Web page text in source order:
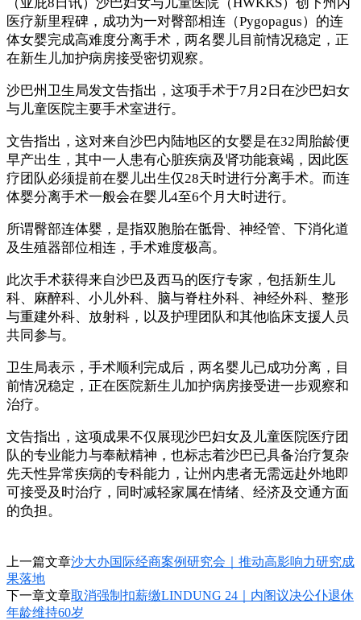
医疗新里程碑，成功为一对臀部相连（Pygopagus）的连
体女婴完成高难度分离手术，两名婴儿目前情况稳定，正
在新生儿加护病房接受密切观察。
沙巴州卫生局发文告指出，这项手术于7月2日在沙巴妇女
与儿童医院主要手术室进行。
文告指出，这对来自沙巴内陆地区的女婴是在32周胎龄便
早产出生，其中一人患有心脏疾病及肾功能衰竭，因此医
疗团队必须提前在婴儿出生仅28天时进行分离手术。而连
体婴分离手术一般会在婴儿4至6个月大时进行。
所谓臀部连体婴，是指双胞胎在骶骨、神经管、下消化道
及生殖器部位相连，手术难度极高。
此次手术获得来自沙巴及西马的医疗专家，包括新生儿
科、麻醉科、小儿外科、脑与脊柱外科、神经外科、整形
与重建外科、放射科，以及护理团队和其他临床支援人员
共同参与。
卫生局表示，手术顺利完成后，两名婴儿已成功分离，目
前情况稳定，正在医院新生儿加护病房接受进一步观察和
治疗。
文告指出，这项成果不仅展现沙巴妇女及儿童医院医疗团
队的专业能力与奉献精神，也标志着沙巴已具备治疗复杂
先天性异常疾病的专科能力，让州内患者无需远赴外地即
可接受及时治疗，同时减轻家属在情绪、经济及交通方面
的负担。
上一篇文章沙大办国际经商案例研究会｜推动高影响力研究成
果落地
下一章文章取消强制扣薪缴LINDUNG 24｜内阁议决公仆退休
年龄维持60岁